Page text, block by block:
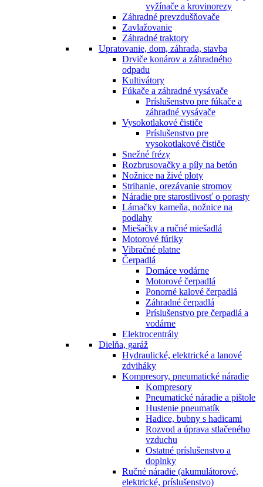
vyžínače a krovinorezy
Záhradné prevzdušňovače
Zavlažovanie
Záhradné traktory
Upratovanie, dom, záhrada, stavba
Drviče konárov a záhradného
odpadu
Kultivátory
Fúkače a záhradné vysávače
Príslušenstvo pre fúkače a
záhradné vysávače
Vysokotlakové čističe
Príslušenstvo pre
vysokotlakové čističe
Snežné frézy
Rozbrusovačky a píly na betón
Nožnice na živé ploty
Strihanie, orezávanie stromov
Náradie pre starostlivosť o porasty
Lámačky kameňa, nožnice na
podlahy
Miešačky a ručné miešadlá
Motorové fúriky
Vibračné platne
Čerpadlá
Domáce vodárne
Motorové čerpadlá
Ponorné kalové čerpadlá
Záhradné čerpadlá
Príslušenstvo pre čerpadlá a
vodárne
Elektrocentrály
Dielňa, garáž
Hydraulické, elektrické a lanové
zdviháky
Kompresory, pneumatické náradie
Kompresory
Pneumatické náradie a pištole
Hustenie pneumatík
Hadice, bubny s hadicami
Rozvod a úprava stlačeného
vzduchu
Ostatné príslušenstvo a
doplnky
Ručné náradie (akumulátorové,
elektrické, príslušenstvo)